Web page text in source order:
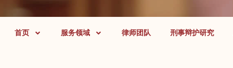
首页 服务领域 律师团队 刑事辩护研究